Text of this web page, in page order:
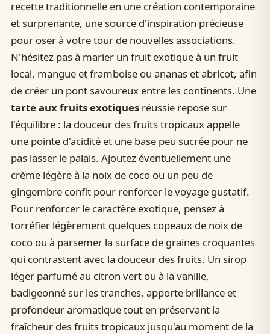
recette traditionnelle en une création contemporaine
et surprenante, une source d'inspiration précieuse
pour oser à votre tour de nouvelles associations.
N'hésitez pas à marier un fruit exotique à un fruit
local, mangue et framboise ou ananas et abricot, afin
de créer un pont savoureux entre les continents. Une
tarte aux fruits exotiquesréussie repose sur
l'équilibre : la douceur des fruits tropicaux appelle
une pointe d'acidité et une base peu sucrée pour ne
pas lasser le palais. Ajoutez éventuellement une
crème légère à la noix de coco ou un peu de
gingembre confit pour renforcer le voyage gustatif.
Pour renforcer le caractère exotique, pensez à
torréfier légèrement quelques copeaux de noix de
coco ou à parsemer la surface de graines croquantes
qui contrastent avec la douceur des fruits. Un sirop
léger parfumé au citron vert ou à la vanille,
badigeonné sur les tranches, apporte brillance et
profondeur aromatique tout en préservant la
fraîcheur des fruits tropicaux jusqu'au moment de la